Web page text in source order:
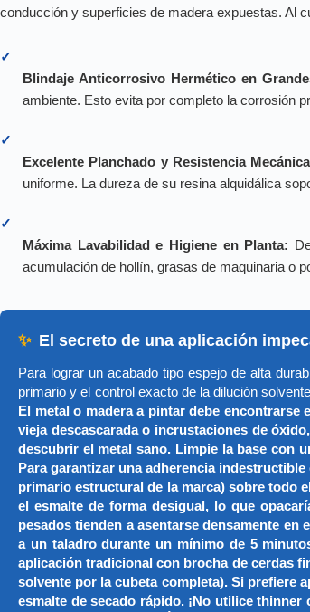
conducción y superficies de madera expuestas. Al
✓
Blindaje Anticorrosivo Hermético en
ambiente. Esto evita por completo la corrosión
✓
Excelente Planchado y Resistencia
uniforme. La dureza de su resina alquidálica
✓
Máxima Lavabilidad e Higiene en Planta:
acumulación de hollín, grasas de maquinaria o
✨ El secreto de una aplicación
Para lograr un acabado tipo espejo de alta
primario y el control exacto de la dilución
El metal o madera a pintar debe
vieja descascarada o incrustaciones de
descubrir el metal sano. Limpie la base con
Para garantizar una adherencia
primario estructural de la marca) sobre todo
el esmalte de forma desigual, lo que
pesados tienden a asentarse densamente
a un taladro durante un mínimo de 5
aplicación tradicional con brocha de cerdas
solvente por la cubeta completa). Si prefiere
esmalte de secado rápido. ¡No utilice